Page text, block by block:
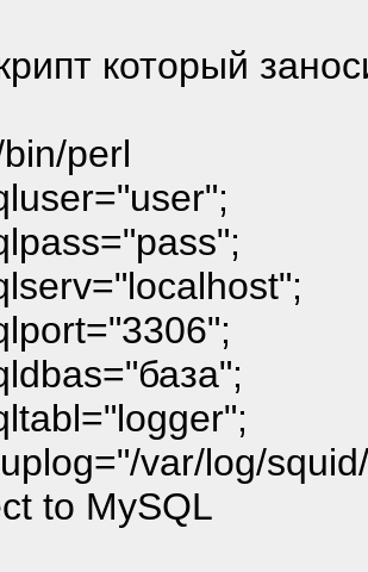
который
perl
var/log/
to MySQL